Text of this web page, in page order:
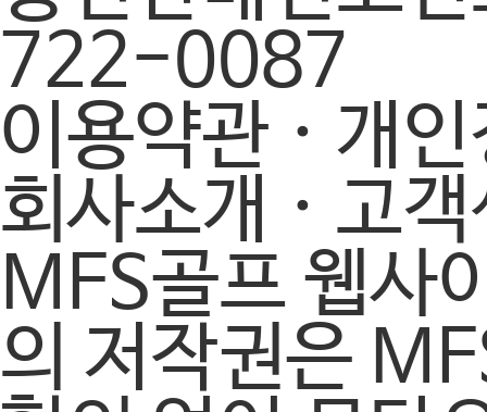
722-0087
이용약관 · 개
회사소개 · 고
MFS골프 웹사
의 저작권은